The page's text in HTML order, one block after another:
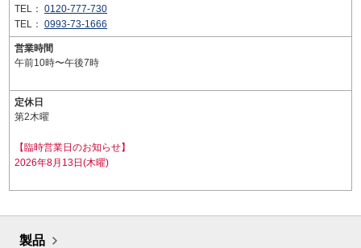
TEL： 0120-777-730
TEL： 0993-73-1666
営業時間
午前10時〜午後7時
定休日
第2木曜
【臨時営業日のお知らせ】
2026年8月13日(木曜)
製品